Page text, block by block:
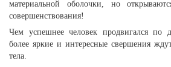
материальной оболочки, но
совершенствования!
Чем успешнее человек продвигался
более яркие и интересные свершения
тела.